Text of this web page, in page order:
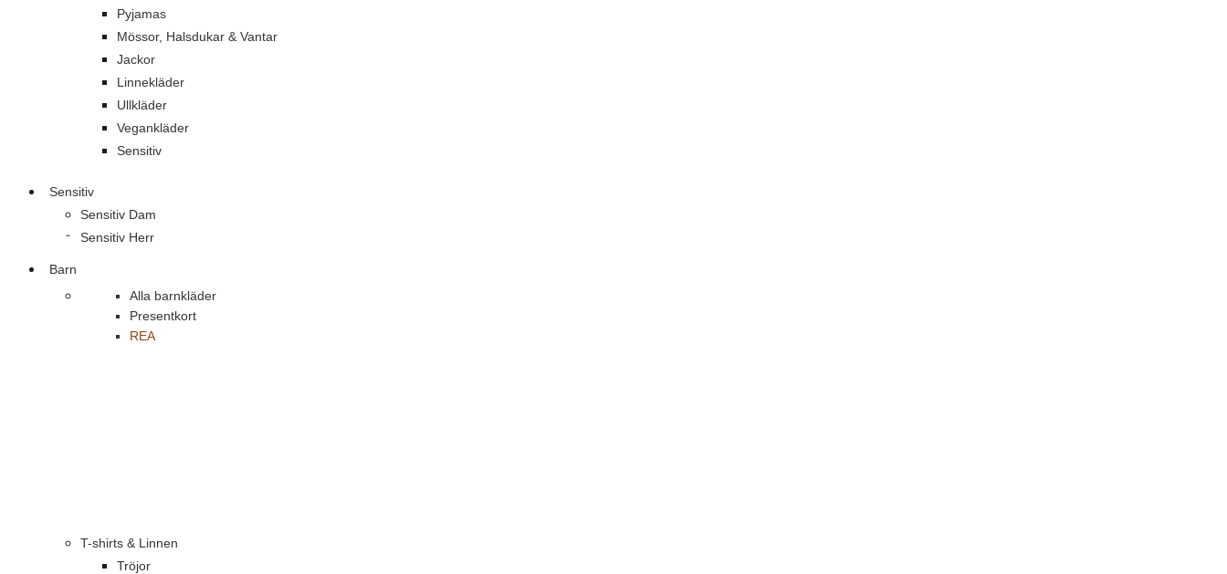
Pyjamas
Mössor, Halsdukar & Vantar
Jackor
Linnekläder
Ullkläder
Vegankläder
Sensitiv
Sensitiv
Sensitiv Dam
Sensitiv Herr
Barn
Alla barnkläder
Presentkort
REA
T-shirts & Linnen
Tröjor